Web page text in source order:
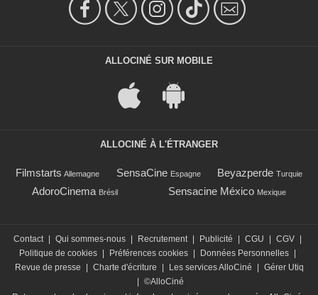
ALLOCINÉ SUR MOBILE
ALLOCINÉ À L'ÉTRANGER
Filmstarts Allemagne SensaCine Espagne Beyazperde Turquie
AdoroCinema Brésil Sensacine México Mexique
Contact Qui sommes-nous Recrutement Publicité CGU CGV
Politique de cookies
Préférences cookies Données Personnelles
Revue de presse
Charte d'écriture Les services AlloCiné
Gérer Utiq
©AlloCiné